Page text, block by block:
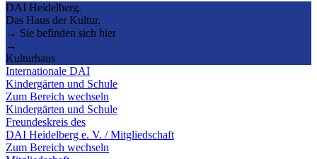
DAI Heidelberg.
Das Haus der Kultur.
→ Sie befinden sich hier
→
Kulturhaus
Internationale DAI
Kindergärten und Schule
Zum Bereich wechseln
Kindergärten und Schule
Freundeskreis des
DAI Heidelberg e. V. / Mitgliedschaft
Zum Bereich wechseln